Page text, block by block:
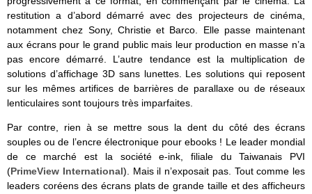
restitution a d’abord démarré avec des projecteurs de cinéma,
notamment chez Sony, Christie et Barco. Elle passe maintenant
aux écrans pour le grand public mais leur production en masse n’a
pas encore démarré. L’autre tendance est la multiplication de
solutions d’affichage 3D sans lunettes. Les solutions qui reposent
sur les mêmes artifices de barrières de parallaxe ou de réseaux
lenticulaires sont toujours très imparfaites.
Par contre, rien à se mettre sous la dent du côté des écrans
souples ou de l’encre électronique pour ebooks ! Le leader mondial
de ce marché est la société e-ink, filiale du Taiwanais PVI
(PrimeView International). Mais il n’exposait pas. Tout comme les
leaders coréens des écrans plats de grande taille et des afficheurs